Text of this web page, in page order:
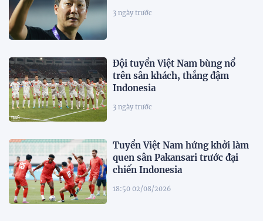
3 ngày trước
Đội tuyển Việt Nam bùng nổ
trên sân khách, thắng đậm
Indonesia
3 ngày trước
Tuyển Việt Nam hứng khởi làm
quen sân Pakansari trước đại
chiến Indonesia
18:50 02/08/2026